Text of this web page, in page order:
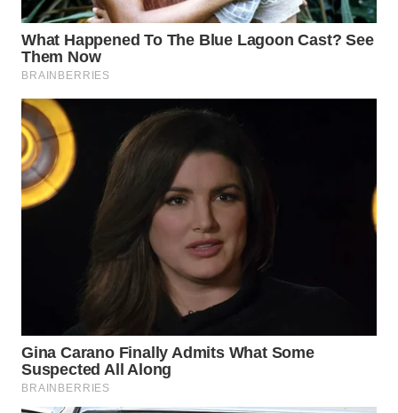
WN
NATUNA
WN
BINTAN
WN
MANDALIKA
LABUANBAJO
WN
BORNEO